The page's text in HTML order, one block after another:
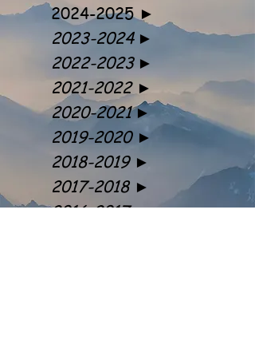
2024-2025 ►
2023-2024 ►
2022-2023 ►
2021-2022 ►
2020-2021 ►
2019-2020 ►
2018-2019 ►
2017-2018 ►
2016-2017►